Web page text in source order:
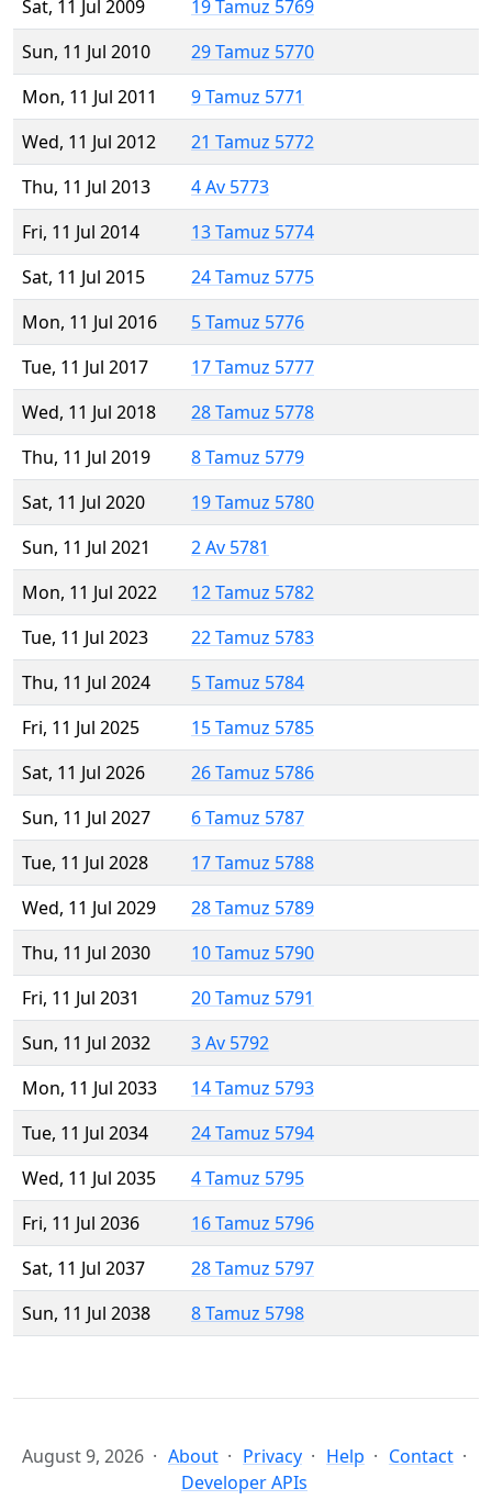
Sat, 11 Jul 2009
19 Tamuz 5769
Sun, 11 Jul 2010
29 Tamuz 5770
Mon, 11 Jul 2011
9 Tamuz 5771
Wed, 11 Jul 2012
21 Tamuz 5772
Thu, 11 Jul 2013
4 Av 5773
Fri, 11 Jul 2014
13 Tamuz 5774
Sat, 11 Jul 2015
24 Tamuz 5775
Mon, 11 Jul 2016
5 Tamuz 5776
Tue, 11 Jul 2017
17 Tamuz 5777
Wed, 11 Jul 2018
28 Tamuz 5778
Thu, 11 Jul 2019
8 Tamuz 5779
Sat, 11 Jul 2020
19 Tamuz 5780
Sun, 11 Jul 2021
2 Av 5781
Mon, 11 Jul 2022
12 Tamuz 5782
Tue, 11 Jul 2023
22 Tamuz 5783
Thu, 11 Jul 2024
5 Tamuz 5784
Fri, 11 Jul 2025
15 Tamuz 5785
Sat, 11 Jul 2026
26 Tamuz 5786
Sun, 11 Jul 2027
6 Tamuz 5787
Tue, 11 Jul 2028
17 Tamuz 5788
Wed, 11 Jul 2029
28 Tamuz 5789
Thu, 11 Jul 2030
10 Tamuz 5790
Fri, 11 Jul 2031
20 Tamuz 5791
Sun, 11 Jul 2032
3 Av 5792
Mon, 11 Jul 2033
14 Tamuz 5793
Tue, 11 Jul 2034
24 Tamuz 5794
Wed, 11 Jul 2035
4 Tamuz 5795
Fri, 11 Jul 2036
16 Tamuz 5796
Sat, 11 Jul 2037
28 Tamuz 5797
Sun, 11 Jul 2038
8 Tamuz 5798
August 9, 2026 About Privacy Help
Contact
Developer APIs